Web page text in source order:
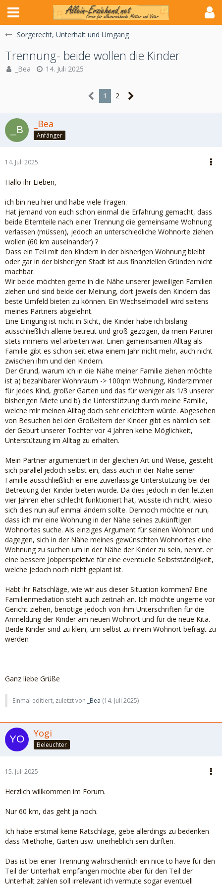
Sorgerecht, Unterhalt und Umgang
Trennung- beide wollen die Kinder
_Bea 14. Juli 2025
1 2
_Bea
Anfänger
14. Juli 2025
Hallo ihr Lieben,
ich bin neu hier und habe viele Fragen.
Hat jemand von euch schon einmal die Erfahrung gemacht, dass
beide Elternteile nach einer Trennung die gemeinsame Wohnung
verlassen (müssen), jedoch an unterschiedliche Wohnorte ziehen
wollen (60 km auseinander) ?
Dass ein Teil mit den Kindern in der bisherigen Wohnung bleibt
oder gar in der bisherigen Stadt ist aus finanziellen Gründen nicht
machbar.
Wir beide möchten gerne in die Nähe unserer jeweiligen Familien
ziehen und sind beide der Meinung, dort jeweils den Kindern das
beste Umfeld bieten zu können. Ein Wechselmodell wird seitens
meines Partners abgelehnt.
Eine Einigung ist nicht in Sicht, die Kinder habe ich bislang
ausschließlich alleine betreut und groß gezogen, da mein Partner
stets immens viel arbeiten war. Einen gemeinsamen Alltag als
Familie gibt es schon seit etwa einem Jahr nicht mehr, auch nicht
zwischen ihm und den Kindern.
Der Grund, warum ich in die Nähe meiner Familie ziehen möchte
ist a) bezahlbarer Wohnraum -> 100qm Wohnung, Kinderzimmer
für jedes Kind, großer Garten und das für weniger als 1/3 unserer
bisherigen Miete und b) die Unterstützung durch meine Familie,
welche mir meinen Alltag doch sehr erleichtern würde. Abgesehen
von Besuchen bei den Großeltern der Kinder gibt es nämlich seit
der Geburt unserer Tochter vor 4 Jahren keine Möglichkeit,
Unterstützung im Alltag zu erhalten.
Mein Partner argumentiert in der gleichen Art und Weise, gesteht
sich parallel jedoch selbst ein, dass auch in der Nähe seiner
Familie ausschließlich er eine zuverlässige Unterstützung bei der
Betreuung der Kinder bieten würde. Da dies jedoch in den letzten
vier Jahren eher schlecht funktioniert hat, wüsste ich nicht, wieso
sich dies nun auf einmal ändern sollte. Dennoch möchte er nun,
dass ich mir eine Wohnung in der Nähe seines zukünftigen
Wohnortes suche. Als einziges Argument für seinen Wohnort und
dagegen, sich in der Nähe meines gewünschten Wohnortes eine
Wohnung zu suchen um in der Nähe der Kinder zu sein, nennt. er
eine bessere Jobperspektive für eine eventuelle Selbstständigkeit,
welche jedoch noch nicht geplant ist.
Habt ihr Ratschläge, wie wir aus dieser Situation kommen? Eine
Familienmediation steht auch zeitnah an. Ich möchte ungerne vor
Gericht ziehen, benötige jedoch von ihm Unterschriften für die
Anmeldung der Kinder am neuen Wohnort und für die neue Kita.
Beide Kinder sind zu klein, um selbst zu ihrem Wohnort befragt zu
werden
Ganz liebe Grüße
Einmal editiert, zuletzt von _Bea (14. Juli 2025)
Yogi
Beleuchter
15. Juli 2025
Herzlich willkommen im Forum.
Nur 60 km, das geht ja noch.
Ich habe erstmal keine Ratschläge, gebe allerdings zu bedenken
dass Miethöhe, Garten usw. unerheblich sein dürften.
Das ist bei einer Trennung wahrscheinlich ein nice to have für den
Teil der Unterhalt empfangen möchte aber für den Teil der
Unterhalt zahlen soll irrelevant ich vermute sogar eventuell